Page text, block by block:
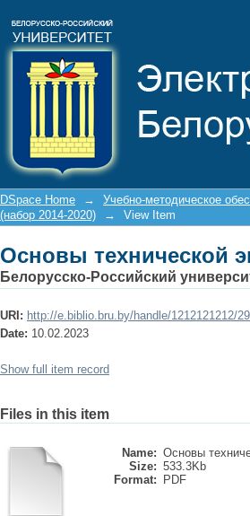
DSpace Home →
Учебно-методическое
(набор 2014-2020)
→ View Item
Основы технической
Белорусско-Российский
URI: http://e.biblio.bru.by/handle/1212121212/
Date: 10.02.2023
Show full item record
Files in this item
Name: Основы
Size: 533.3Kb
Format:
PDF